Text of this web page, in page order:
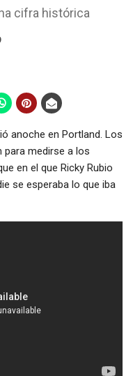
cifra histórica
anoche en Portland. Los
para medirse a los
en el que Ricky Rubio
se esperaba lo que iba